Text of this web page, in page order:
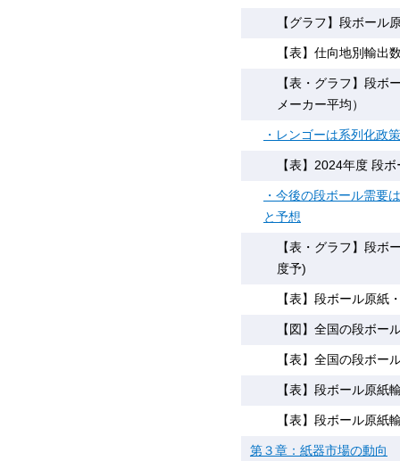
【グラフ】段ボール
【表】仕向地別輸出
【表・グラフ】段
メーカー平均）
・レンゴーは系列化政
【表】2024年度 段
・今後の段ボール需要
と予想
【表・グラフ】段ボ
度予)
【表】段ボール原紙
【図】全国の段ボー
【表】全国の段ボー
【表】段ボール原紙
【表】段ボール原紙
第３章：紙器市場の動向